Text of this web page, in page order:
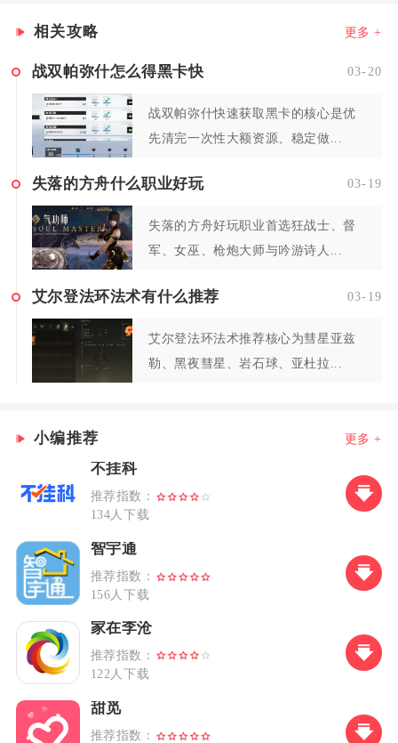
相关攻略 更多 +
战双帕弥什怎么得黑卡快 03-20
战双帕弥什快速获取黑卡的核心是优
先清完一次性大额资源、稳定做...
失落的方舟什么职业好玩 03-19
失落的方舟好玩职业首选狂战士、督
军、女巫、枪炮大师与吟游诗人...
艾尔登法环法术有什么推荐 03-19
艾尔登法环法术推荐核心为彗星亚兹
勒、黑夜彗星、岩石球、亚杜拉...
小编推荐 更多 +
不挂科
推荐指数：
134人下载
智宇通
推荐指数：
156人下载
家在李沧
推荐指数：
122人下载
甜觅
推荐指数：